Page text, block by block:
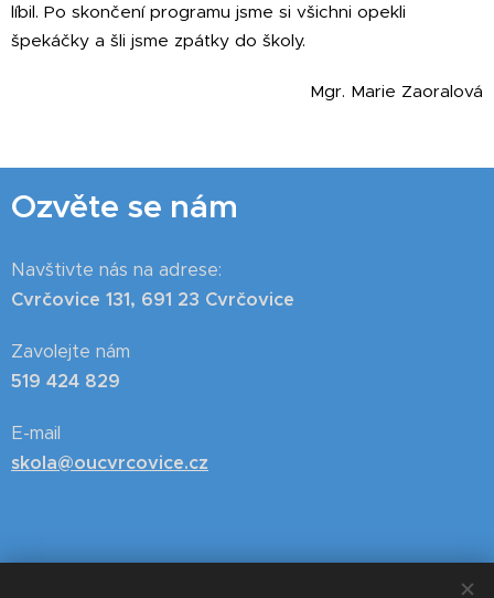
líbil. Po skončení programu jsme si všichni opekli
špekáčky a šli jsme zpátky do školy.
Mgr. Marie Zaoralová
Ozvěte se nám
Navštivte nás na adrese:
Cvrčovice 131, 691 23 Cvrčovice
Zavolejte nám
519 424 829
E-mail
skola@oucvrcovice.cz